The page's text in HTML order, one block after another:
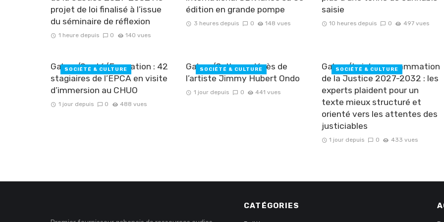
projet de loi finalisé à l’issue
du séminaire de réflexion
1 heure depuis 0 140 vues
édition en grande pompe
3 heures depuis 0 148 vues
saisie ‎
10 heures depuis 0 497 vues
Gabon/Santé/Formation : 42
stagiaires de l’EPCA en visite
d’immersion au CHUO
1 jour depuis 0 488 vues
SOCIÉTÉ & CULTURE
Gabon/Culture : décès de
l’artiste Jimmy Hubert Ondo
1 jour depuis 0 441 vues
SOCIÉTÉ & CULTURE
Gabon/Loi de programmation
de la Justice 2027-2032 : les
experts plaident pour un
texte mieux structuré et
orienté vers les attentes des
justiciables
1 jour depuis 0 433 vues
SOCIÉTÉ & CULTURE
CATÉGORIES